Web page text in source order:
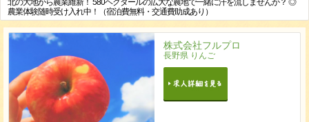
北の大地から農業維新！ 580ヘクタールの広大な農地で一緒に汗を流しませんか？ ◎
農業体験随時受け入れ中！（宿泊費無料・交通費助成あり）
株式会社フルプロ
長野県 りんご